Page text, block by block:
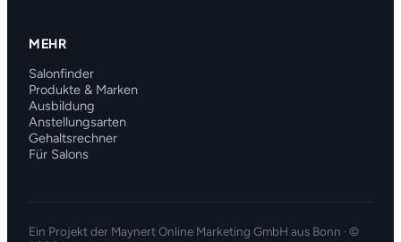
MEHR
Salonfinder
Produkte & Marken
Ausbildung
Anstellungsarten
Gehaltsrechner
Für Salons
Ein Projekt der Maynert Online Marketing GmbH aus Bonn · ©